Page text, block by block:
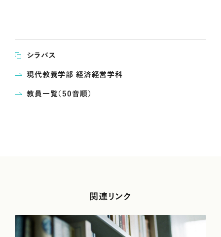
シラバス
現代教養学部 経済経営学科
教員一覧（50音順）
関連リンク